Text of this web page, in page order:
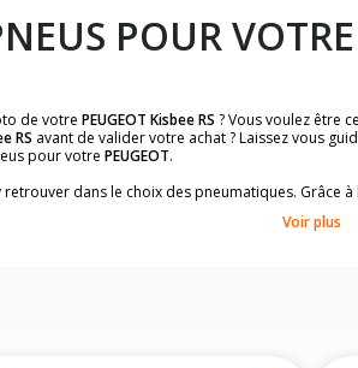
POUR VOTRE
de votre PEUGEOT Kisbee RS ? Vous voulez être
RS avant de valider votre achat ? Laissez vous
pour votre PEUGEOT.
dans le choix des pneumatiques. Grâce
les dimensions de vos pneus ? Ces
Voir plus